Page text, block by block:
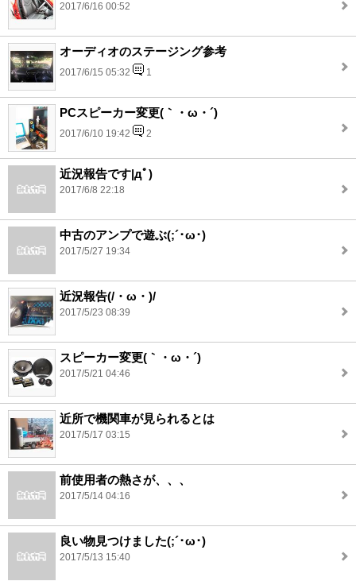
2017/6/16 00:52
オーディオのステージング参考
2017/6/15 05:32 1
PCスピーカー変更(｀・ω・´)
2017/6/10 19:42 2
近況報告です|дﾟ)
2017/6/8 22:18
中古のアンプで遊ぶ(;´･ω･)
2017/5/27 19:34
近況報告(/・ω・)/
2017/5/23 08:39
スピーカー変更(｀・ω・´)
2017/5/21 04:46
近所で機関車が見られるとは
2017/5/17 03:15
前使用者の熱さが、、、
2017/5/14 04:16
良い物見つけました(;´･ω･)
2017/5/13 15:40